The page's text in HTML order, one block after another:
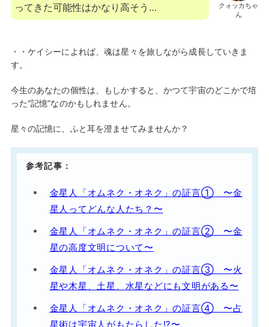
クォッカちゃ
ん
ってきた可能性はかなり高そう…
・・ケイシーによれば、魂は星々を旅しながら成長していきま
す。
今生のあなたの個性は、もしかすると、かつて宇宙のどこかで培
った“記憶”なのかもしれません。
星々の記憶に、ふと耳を澄ませてみませんか？
参考記事：
金星人「オムネク・オネク」の証言① 〜金
星人ってどんな人たち？〜
金星人「オムネク・オネク」の証言② 〜金
星の高度文明について〜
金星人「オムネク・オネク」の証言③ 〜火
星や木星、土星、水星などにも文明がある〜
金星人「オムネク・オネク」の証言④ 〜占
星術は宇宙人がもたらした!?〜